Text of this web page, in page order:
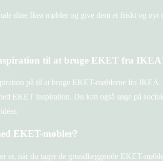
dine Ikea møbler og give dem et friskt og nyt
til at bruge EKET fra
på til at bruge EKET-møblerne fra
EKET inspiration. Du kan også søge på
EKET-møbler?
er, når du tager de grundlæggende EKET-